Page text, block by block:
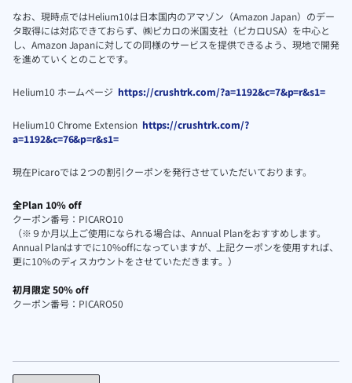
なお、現時点ではHelium10は日本国内のアマゾン（Amazon Japan）のデー
タ取得には対応できておらず、㈱ピカロの米国支社（ピカロUSA）を中心と
し、Amazon Japanに対しての同様のサービスを提供できるよう、現地で開発
を進めていくとのことです。
Helium10 ホームページ https://crushtrk.com/?a=1192&c=7&p=r&s1=
Helium10 Chrome Extension https://crushtrk.com/?
a=1192&c=76&p=r&s1=
現在Picaroでは２つの割引クーポンを発行させていただいております。
全Plan 10% off
クーポン番号：PICARO10
（※９か月以上ご使用になられる場合は、Annual Planをおすすめします。
Annual Planはすでに10%offになっていますが、上記クーポンを使用すれば、
更に10%のディスカウントをさせていただきます。）
初月限定 50% off
クーポン番号：PICARO50